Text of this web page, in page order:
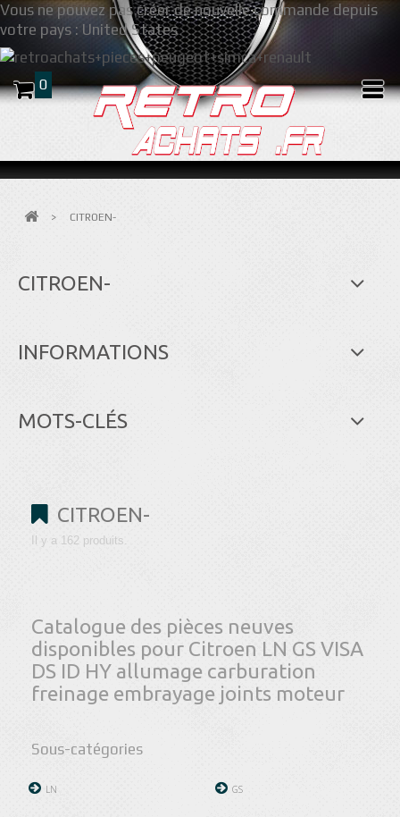
Vous ne pouvez pas créer de nouvelle commande depuis
votre pays : United States
0
> CITROEN-
CITROEN-
INFORMATIONS
MOTS-CLÉS
CITROEN-
Il y a 162 produits.
Catalogue des pièces neuves
disponibles pour Citroen LN GS VISA
DS ID HY allumage carburation
freinage embrayage joints moteur
Sous-catégories
LN GS